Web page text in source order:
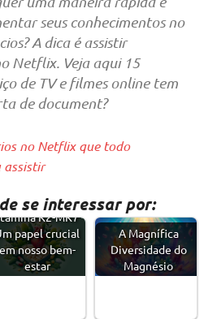
seus conhecimentos no
A dica é assistir
Netflix. Veja aqui 15
de TV e filmes online tem
de document?
no Netflix que todo
assistir
se interessar por:
K2-MK7 -
papel crucial
em nosso bem-
estar
A Magnífica
Diversidade do
Magnésio